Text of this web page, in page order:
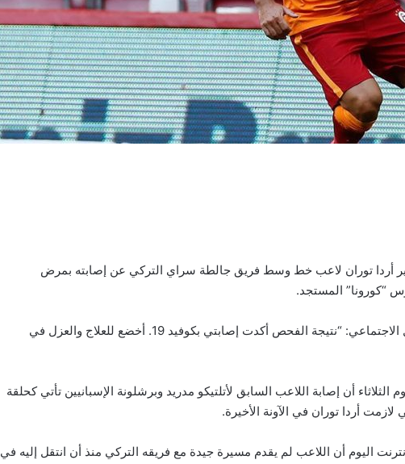
أردا توران لاعب خط وسط فريق جالطة سراي التركي عن إصابته بمرض
وأوضح اللاعب على وسائل التواصل الاجتماعي: “نتيجة الفحص أكدت إصابتي بكوفيد 19. أخضع للعلاج والعزل في
أن إصابة اللاعب السابق لأتلتيكو مدريد وبرشلونة الإسبانيين تأتي كحلقة
أردا توران في الآونة الأخيرة.
اليوم أن اللاعب لم يقدم مسيرة جيدة مع فريقه التركي منذ أن انتقل إليه في